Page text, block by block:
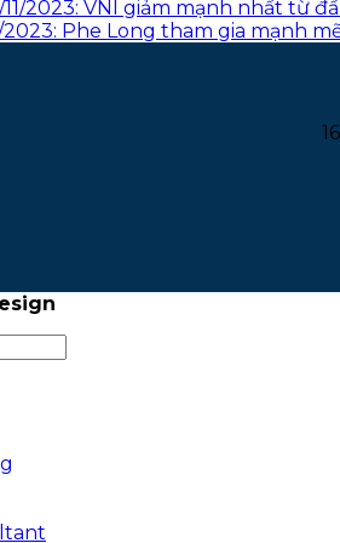
2023: VNI giảm mạnh nhất từ
2023: Phe Long tham gia mạnh